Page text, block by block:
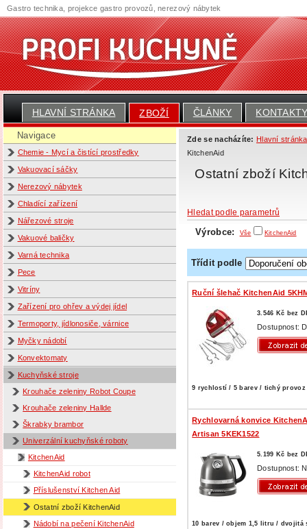
HLAVNÍ STRÁNKA ZBOŽÍ ČLÁNKY
Navigace
Chemie - Mycí a čistící prostředky
Vakuovací sáčky
Nerezový nábytek
Chladící zařízení
Nářezové stroje
Vakuové baličky
Varná technika
Pece
Vitríny
Zařízení pro ohřev a výdej jídel
Termoporty, jídlonosiče, várnice
Myčky nádobí
Konvektomaty
Kuchyňské stroje
Krouhače zeleniny Robot Coupe
Krouhače zeleniny Hallde
Škrabky brambor
Univerzální kuchyňské roboty
KitchenAid
KitchenAid robot
Příslušenství Kitchen Aid
Ostatní zboží KitchenAid
Nádobí na pečení KitchenAid
Zde se nacházíte: Hlavní stránka
KitchenAid
Ostatní zboží
Hledat podle parametrů
Výrobce: Vše KitchenAid
Třídit podle
Ruční šlehač KitchenAid
3.546 Kč bez
Dostupnost:
9 rychlostí / 5 barev / tichý provoz
Rychlovarná konvice
Artisan 5KEK1522
5.199 Kč bez
Dostupnost:
10 barev / objem 1,5 litru / dvojitá
Gastro technika, projekce gastro provozů, nerezový nábytek